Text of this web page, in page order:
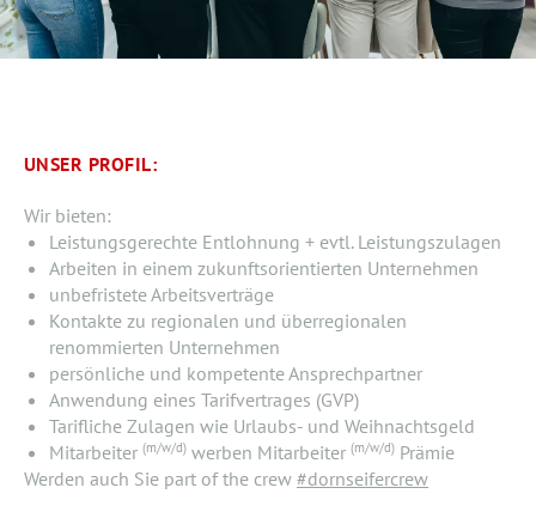
UNSER PROFIL:
Wir bieten:
Leistungsgerechte Entlohnung + evtl. Leistungszulagen
Arbeiten in einem zukunftsorientierten Unternehmen
unbefristete Arbeitsverträge
Kontakte zu regionalen und überregionalen
renommierten Unternehmen
persönliche und kompetente Ansprechpartner
Anwendung eines Tarifvertrages (GVP)
Tarifliche Zulagen wie Urlaubs- und Weihnachtsgeld
Mitarbeiter (m/w/d)werben Mitarbeiter (m/w/d)Prämie
Werden auch Sie part of the crew #dornseifercrew